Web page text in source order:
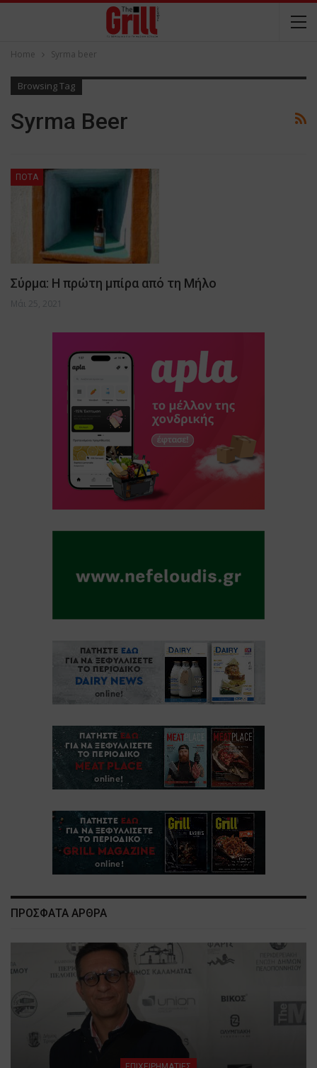
Home Syrma beer
Browsing Tag
Syrma Beer
ΠΟΤΑ
Σύρμα: Η πρώτη μπίρα από τη Μήλο
Μάι 25, 2021
ΠΡΟΣΦΑΤΑ ΑΡΘΡΑ